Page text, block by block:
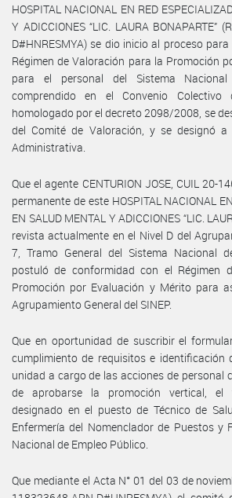
HOSPITAL NACIONAL EN RED
Y ADICCIONES “LIC. LAURA BONAPARTE”
D#HNRESMYA) se dio inicio al proceso
Régimen de Valoración para la Promoción
para el personal del Sistema
comprendido en el Convenio Colectivo
homologado por el decreto 2098/2008, se
del Comité de Valoración, y se designó a
Administrativa.
Que el agente CENTURION JOSE, CUIL 20-
permanente de este HOSPITAL NACIONAL
EN SALUD MENTAL Y ADICCIONES “LIC.
revista actualmente en el Nivel D del
7, Tramo General del Sistema Nacional
postuló de conformidad con el Régimen
Promoción por Evaluación y Mérito para
Agrupamiento General del SINEP.
Que en oportunidad de suscribir el
cumplimiento de requisitos e identificación
unidad a cargo de las acciones de personal
de aprobarse la promoción vertical, el
designado en el puesto de Técnico de
Enfermería del Nomenclador de Puestos y
Nacional de Empleo Público.
Que mediante el Acta N° 01 del 03 de